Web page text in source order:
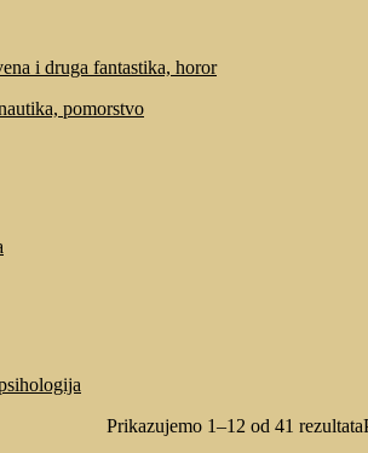
i druga fantastika, horor
pomorstvo
Prikazujemo 1–12 od 41 rezultata